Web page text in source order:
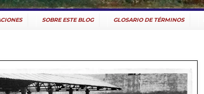
SOBRE ESTE BLOG GLOSARIO DE TÉRMINOS